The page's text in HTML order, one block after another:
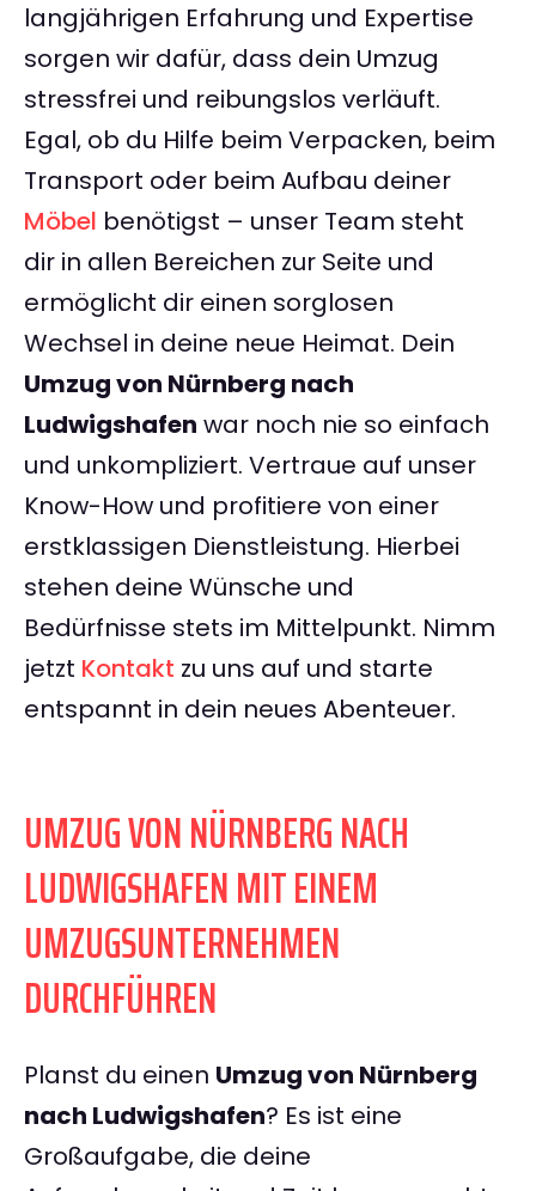
langjährigen Erfahrung und Expertise
sorgen wir dafür, dass dein Umzug
stressfrei und reibungslos verläuft.
Egal, ob du Hilfe beim Verpacken, beim
Transport oder beim Aufbau deiner
Möbel benötigst – unser Team steht
dir in allen Bereichen zur Seite und
ermöglicht dir einen sorglosen
Wechsel in deine neue Heimat. Dein
Umzug von Nürnberg nach
Ludwigshafen war noch nie so einfach
und unkompliziert. Vertraue auf unser
Know-How und profitiere von einer
erstklassigen Dienstleistung. Hierbei
stehen deine Wünsche und
Bedürfnisse stets im Mittelpunkt. Nimm
jetzt Kontakt zu uns auf und starte
entspannt in dein neues Abenteuer.
UMZUG VON NÜRNBERG NACH
LUDWIGSHAFEN MIT EINEM
UMZUGSUNTERNEHMEN
DURCHFÜHREN
Planst du einen Umzug von Nürnberg
nach Ludwigshafen? Es ist eine
Großaufgabe, die deine